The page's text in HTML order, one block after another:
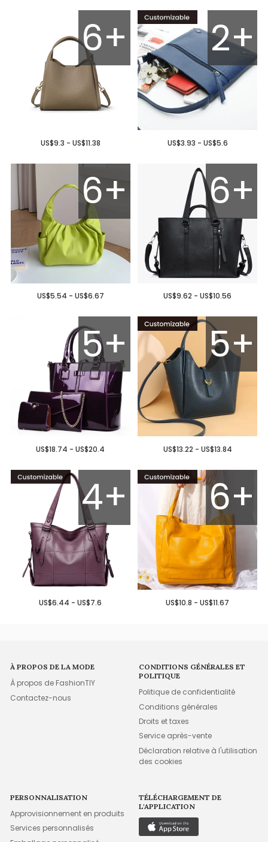
6+
US$9.3 - US$11.38
2+
US$3.93 - US$5.6
6+
US$5.54 - US$6.67
6+
US$9.62 - US$10.56
5+
US$18.74 - US$20.4
5+
US$13.22 - US$13.84
4+
US$6.44 - US$7.6
6+
US$10.8 - US$11.67
À PROPOS DE LA MODE
À propos de FashionTIY
Contactez-nous
CONDITIONS GÉNÉRALES ET
POLITIQUE
Politique de confidentialité
Conditions générales
Droits et taxes
Service après-vente
Déclaration relative à l'utilisation
des cookies
PERSONNALISATION
Approvisionnement en produits
Services personnalisés
TÉLÉCHARGEMENT DE
L'APPLICATION